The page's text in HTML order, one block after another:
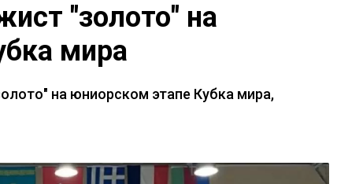
"золото" на
мира
на юниорском этапе Кубка мира,